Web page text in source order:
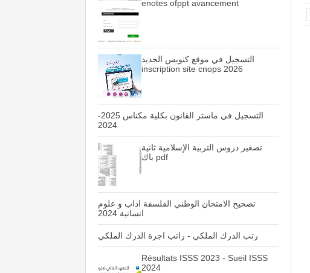
enotes ofppt avancement
التسجيل في موقع كنوبس الجديد
inscription site cnops 2026
التسجيل في ماستر القانون بكلية مكناس 2025-
2024
تصغير دروس التربية الإسلامية ثانية
باك pdf
تصحيح الامتحان الوطني الفلسفة اداب و علوم
انسانية 2024
رتب الدرك الملكي - راتب اجرة الدرك الملكي
Résultats ISSS 2023 - Sueil ISSS
2024